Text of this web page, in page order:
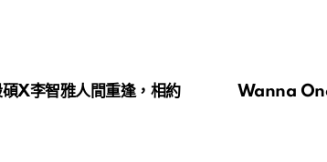
碩X李智雅人間重逢，相約
Wanna